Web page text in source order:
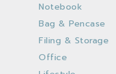
Notebook
Bag & Pencase
Filing & Storage
Office